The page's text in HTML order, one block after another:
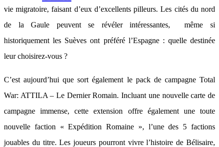
vie migratoire, faisant d’eux d’excellents pilleurs. Les cités du nord
de la Gaule peuvent se révéler intéressantes, même si
historiquement les Suèves ont préféré l’Espagne : quelle destinée
leur choisirez-vous ?
C’est aujourd’hui que sort également le pack de campagne Total
War: ATTILA – Le Dernier Romain. Incluant une nouvelle carte de
campagne immense, cette extension offre également une toute
nouvelle faction « Expédition Romaine », l’une des 5 factions
jouables du titre. Les joueurs pourront vivre l’histoire de Bélisaire,